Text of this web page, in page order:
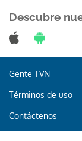
Descubre
Gente TVN
Términos de uso
Contáctenos